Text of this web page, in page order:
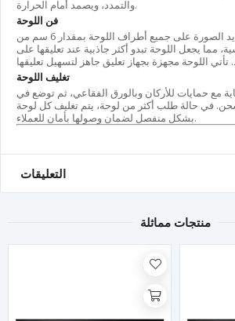
والتمدد، ويصمد أمام الحرارة.
قبل الطباعة، يتم تمديد الصورة على جميع أطراف اللوحة بمقدار 6 سم من
مما يجعل اللوحة تبدو أكثر جاذبية عند تعليقها على
تغليف اللوحة
مع حمايات للأركان وبالورق الفقاعي، ثم توضع في
في حالة طلب أكثر من لوحة، يتم تغليف كل لوحة
بشكل منفصل لضمان وصولها بأمان للعملاء.
التعليقات
منتجات مماثلة